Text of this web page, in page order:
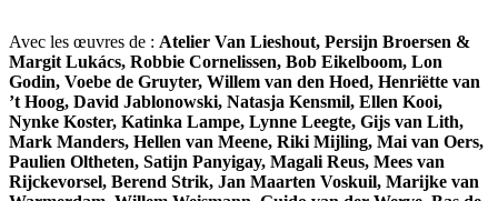
Avec les œuvres de : Atelier Van Lieshout, Persijn Broersen &
Margit Lukács, Robbie Cornelissen, Bob Eikelboom, Lon
Godin, Voebe de Gruyter, Willem van den Hoed, Henriëtte van
’t Hoog, David Jablonowski, Natasja Kensmil, Ellen Kooi,
Nynke Koster, Katinka Lampe, Lynne Leegte, Gijs van Lith,
Mark Manders, Hellen van Meene, Riki Mijling, Mai van Oers,
Paulien Oltheten, Satijn Panyigay, Magali Reus, Mees van
Rijckevorsel, Berend Strik, Jan Maarten Voskuil, Marijke van